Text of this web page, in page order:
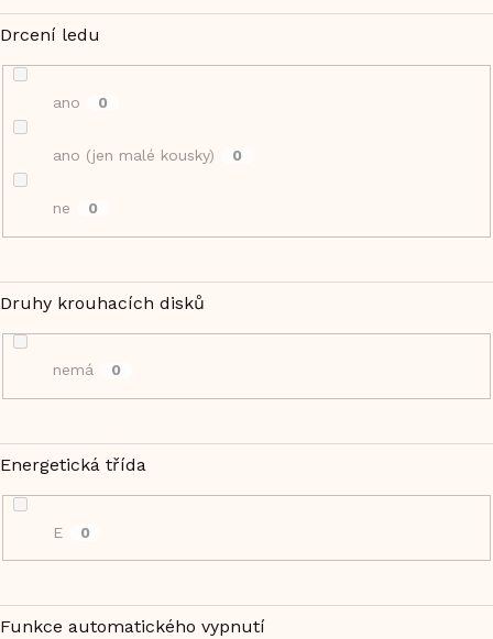
Drcení ledu
ano 0
ano (jen malé kousky) 0
ne 0
Druhy krouhacích disků
nemá 0
Energetická třída
E 0
Funkce automatického vypnutí